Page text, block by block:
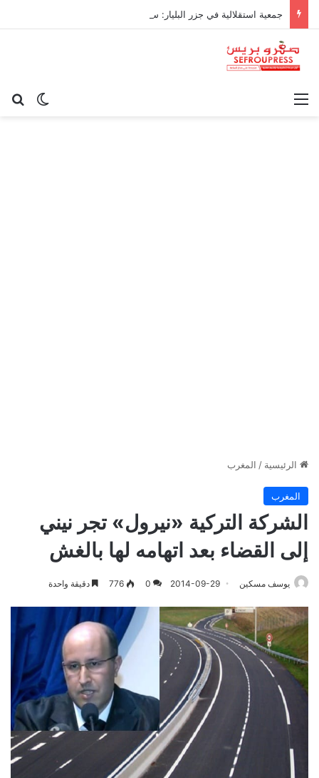
الوضع القائمة
الرئيسية / المغرب
المغرب
الشركة التركية «نيرول» تجر نيني
إلى القضاء بعد اتهامه لها بالغش
يوسف مسكين 2014-09-29
0
776 دقيقة واحدة